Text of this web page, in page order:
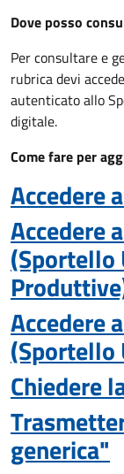
Dove posso
Per consultare e
rubrica devi
autenticato allo
digitale.
Come fare per
Accedere
Accedere
Accedere
(Sportello
Chiedere
generica"